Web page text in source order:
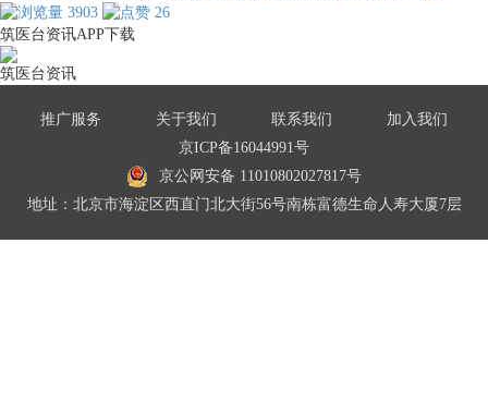
3903
26
筑医台资讯APP下载
筑医台资讯
推广服务 关于我们 联系我们
加入我们
京ICP备16044991号
京公网安备 11010802027817号
地址：北京市海淀区西直门北大街56号南栋富德生命人寿大厦7层